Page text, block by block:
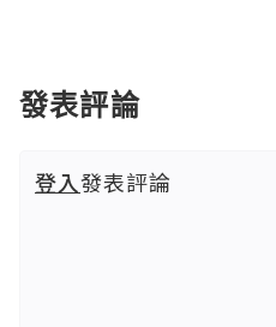
發表評論
登入發表評論